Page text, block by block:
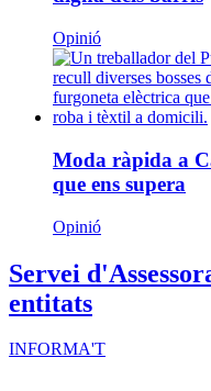
Opinió
Moda ràpida a
que ens supera
Opinió
Servei
entitats
INFORMA'T